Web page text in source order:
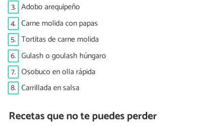
3. Adobo arequipeño
4. Carne molida con papas
5. Tortitas de carne molida
6. Gulash o goulash húngaro
7. Osobuco en olla rápida
8. Carrillada en salsa
Recetas que no te puedes perder